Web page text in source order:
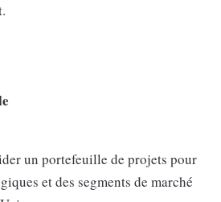
un portefeuille de projets pour
et des segments de marché